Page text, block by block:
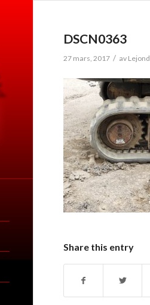
DSCN0363
27 mars, 2017 / av
Share this entry